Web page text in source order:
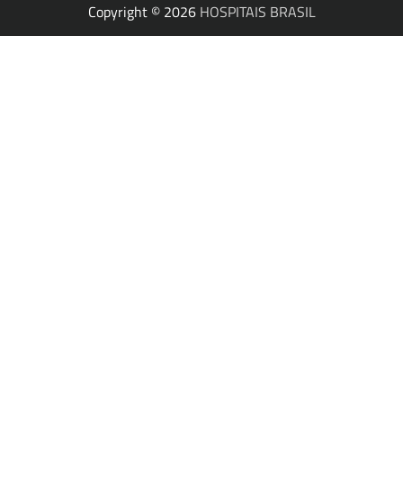
Copyright © 2026 HOSPITAIS BRASIL